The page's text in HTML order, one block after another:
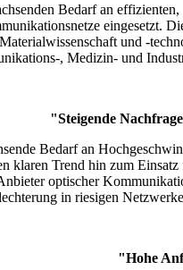
Bedarf an
eingesetzt.
und -
, Medizin- und
"Steigende
Bedarf an
klaren Trend hin zum
optischer
in riesigen
"Hohe